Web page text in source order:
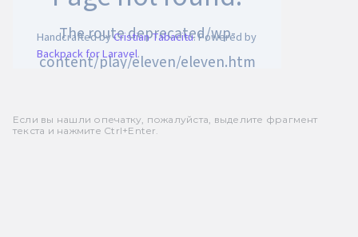
Если вы нашли опечатку, пожалуйста, выделите фрагмент
текста и нажмите Ctrl+Enter.